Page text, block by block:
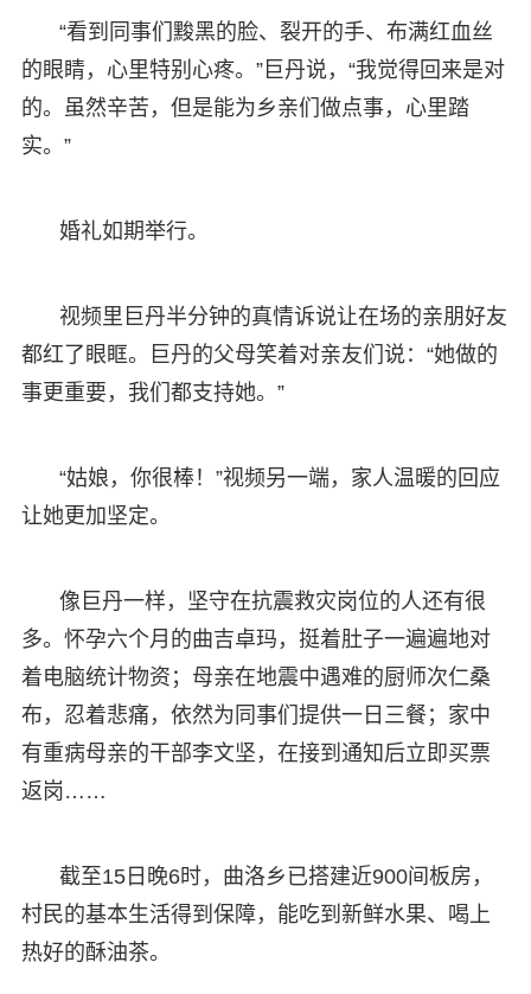
“看到同事们黢黑的脸、裂开的手、布满红血丝
的眼睛，心里特别心疼。”巨丹说，“我觉得回来是对
的。虽然辛苦，但是能为乡亲们做点事，心里踏
实。”
婚礼如期举行。
视频里巨丹半分钟的真情诉说让在场的亲朋好友
都红了眼眶。巨丹的父母笑着对亲友们说：“她做的
事更重要，我们都支持她。”
“姑娘，你很棒！”视频另一端，家人温暖的回应
让她更加坚定。
像巨丹一样，坚守在抗震救灾岗位的人还有很
多。怀孕六个月的曲吉卓玛，挺着肚子一遍遍地对
着电脑统计物资；母亲在地震中遇难的厨师次仁桑
布，忍着悲痛，依然为同事们提供一日三餐；家中
有重病母亲的干部李文坚，在接到通知后立即买票
返岗……
截至15日晚6时，曲洛乡已搭建近900间板房，
村民的基本生活得到保障，能吃到新鲜水果、喝上
热好的酥油茶。